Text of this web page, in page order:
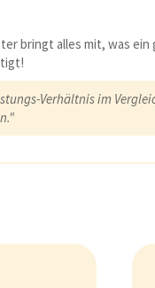
bringt alles mit, was ein
Verhältnis im